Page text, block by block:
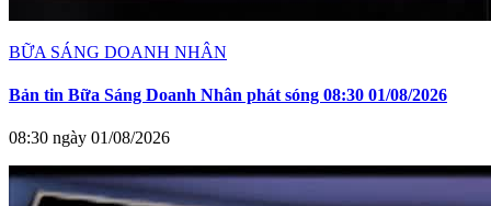
BỮA SÁNG DOANH NHÂN
Bản tin Bữa Sáng Doanh Nhân phát sóng 08:30 01/08/2026
08:30 ngày 01/08/2026